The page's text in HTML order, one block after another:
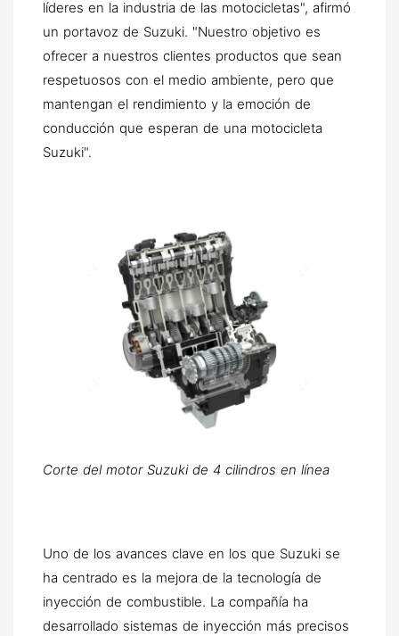
líderes en la industria de las motocicletas", afirmó
un portavoz de Suzuki. "Nuestro objetivo es
ofrecer a nuestros clientes productos que sean
respetuosos con el medio ambiente, pero que
mantengan el rendimiento y la emoción de
conducción que esperan de una motocicleta
Suzuki".
Corte del motor Suzuki de 4 cilindros en línea
Uno de los avances clave en los que Suzuki se
ha centrado es la mejora de la tecnología de
inyección de combustible. La compañía ha
desarrollado sistemas de inyección más precisos